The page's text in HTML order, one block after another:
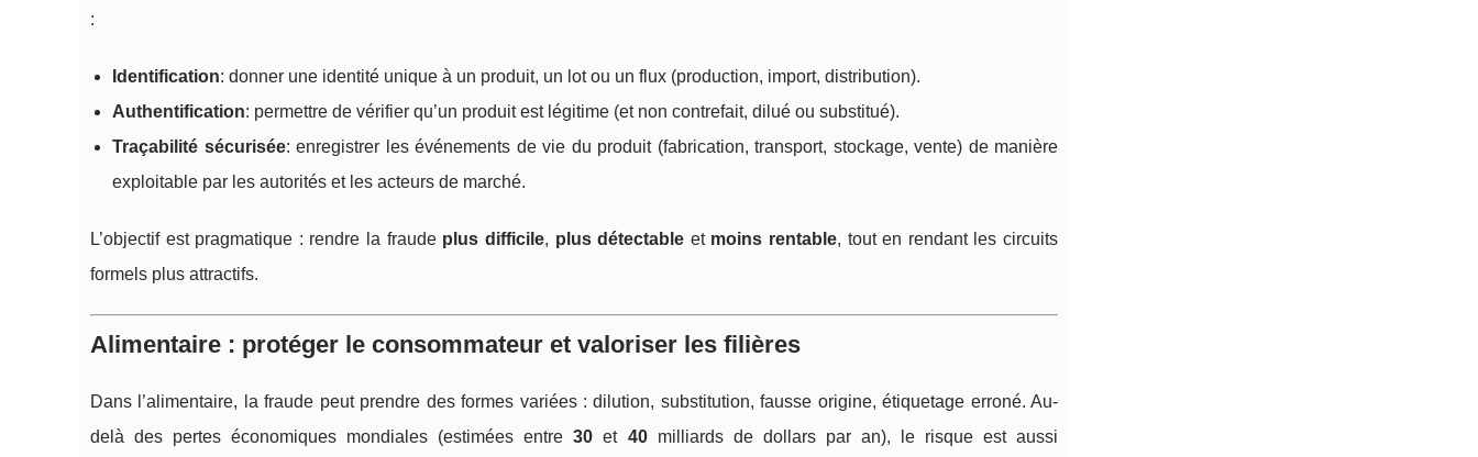
:
Identification: donner une identité unique à un produit, un lot ou un flux (production, import, distribution).
Authentification: permettre de vérifier qu’un produit est légitime (et non contrefait, dilué ou substitué).
Traçabilité sécurisée: enregistrer les événements de vie du produit (fabrication, transport, stockage, vente) de manière
exploitable par les autorités et les acteurs de marché.
L’objectif est pragmatique : rendre la fraude plus difficile, plus détectable et moins rentable, tout en rendant les circuits
formels plus attractifs.
Alimentaire : protéger le consommateur et valoriser les filières
Dans l’alimentaire, la fraude peut prendre des formes variées : dilution, substitution, fausse origine, étiquetage erroné. Au-
delà des pertes économiques mondiales (estimées entre30 et 40milliards de dollars par an), le risque est aussi